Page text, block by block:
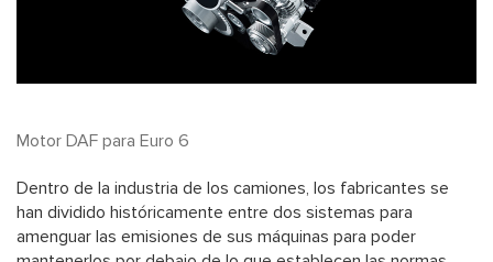
Motor DAF para Euro 6
Dentro de la industria de los camiones, los fabricantes se
han dividido históricamente entre dos sistemas para
amenguar las emisiones de sus máquinas para poder